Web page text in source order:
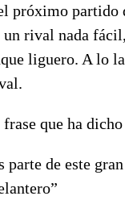
próximo partido
rival nada
liguero. A lo
que ha
parte de este